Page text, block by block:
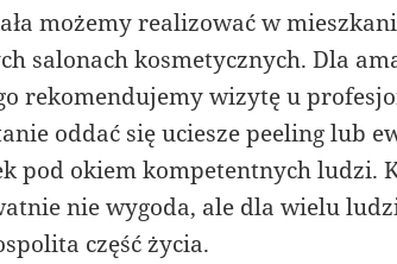
możemy realizować w
salonach kosmetycznych. Dla
rekomendujemy wizytę u
oddać się uciesze peeling lub
pod okiem kompetentnych ludzi.
nie wygoda, ale dla wielu
część życia.